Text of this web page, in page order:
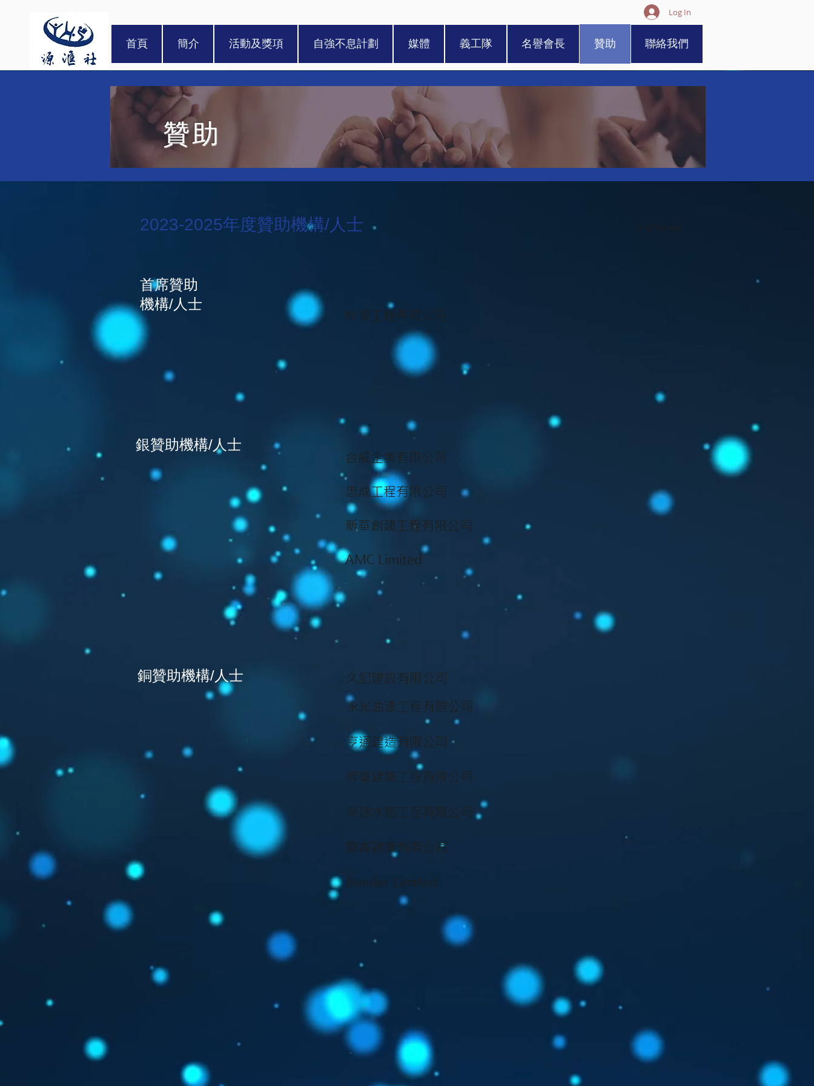
Log In
首頁 簡介 活動及獎項 自強不息計劃 媒體 義工隊 名譽會長 贊助 聯絡我們
贊助
2023-2025年度贊助機構/人士
首席贊助
機構/人士
怡俊工程有限公司
銀贊助機構/人士
合威企業有限公司
忠成工程有限公司
新華創建工程有限公司
AMC Limited
銅贊助機構/人士
久記建設有限公司
永光油漆工程有限公司
亨通建造有限公司
昇華建築工程有限公司
榮達水務工程有限公司
顯森建築有限公司
Bonder Limited